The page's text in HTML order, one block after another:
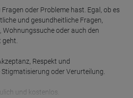
oder Probleme hast. Egal, ob es
und gesundheitliche Fragen,
Wohnungssuche oder auch den
Respekt und
oder Verurteilung.
und kostenlos.